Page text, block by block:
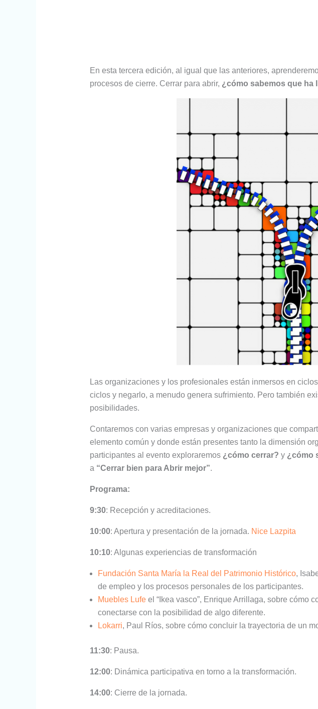
En esta tercera edición, al igual que las anteriores,
procesos de cierre. Cerrar para abrir, ¿cómo sabemos que ha
Las organizaciones y los profesionales están inmersos en
ciclos y negarlo, a menudo genera sufrimiento. Pero también
posibilidades.
Contaremos con varias empresas y organizaciones que
elemento común y donde están presentes tanto la dimensión
participantes al evento exploraremos ¿cómo cerrar? y ¿cómo
a “Cerrar bien para Abrir mejor”.
Programa:
9:30: Recepción y acreditaciones.
10:00: Apertura y presentación de la jornada. Nice Lazpita
10:10: Algunas experiencias de transformación
Fundación Santa María la Real del Patrimonio Histórico,
de empleo y los procesos personales de los participantes.
Muebles Lufeel “Ikea vasco”, Enrique Arrillaga, sobre cómo
conectarse con la posibilidad de algo diferente.
Lokarri, Paul Ríos, sobre cómo concluir la trayectoria de un
11:30: Pausa.
12:00: Dinámica participativa en torno a la transformación.
14:00: Cierre de la jornada.